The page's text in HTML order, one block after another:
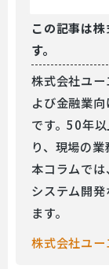
この記事は株
す。
株式会社ユ
よび金融業
です。50年
り、現場の業
本コラムでは
システム開
ます。
株式会社ユー